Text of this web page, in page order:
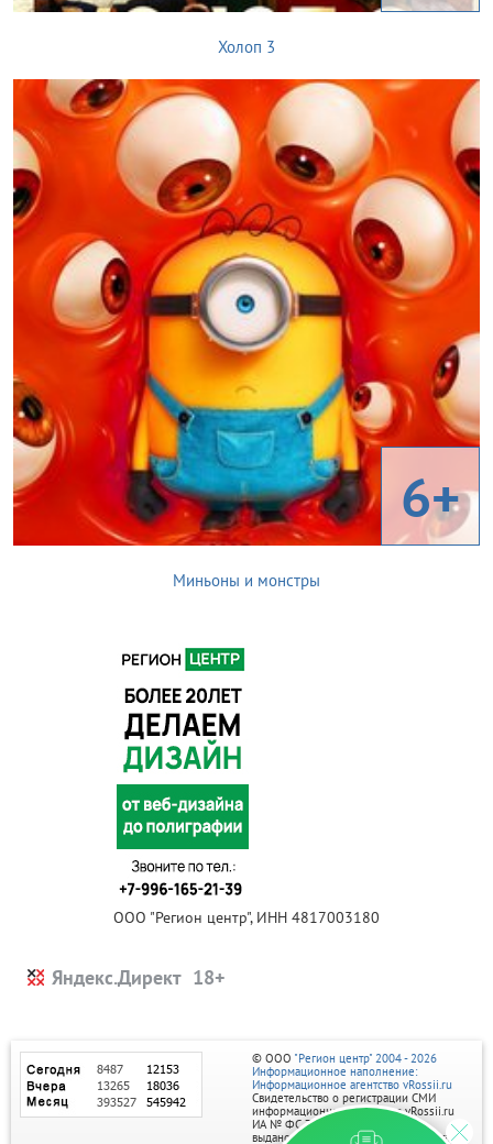
Холоп 3
6+
Миньоны и монстры
ООО "Регион центр", ИНН 4817003180
Яндекс.Директ
© ООО "Регион центр" 2004 - 2026
Информационное наполнение:
Информационное агентство vRossii.ru
Свидетельство о регистрации СМИ
информационного агентства vRossii.ru
ИА № ФС 77‑35502
выдано РОСКОМНАДЗОРом 04 марта